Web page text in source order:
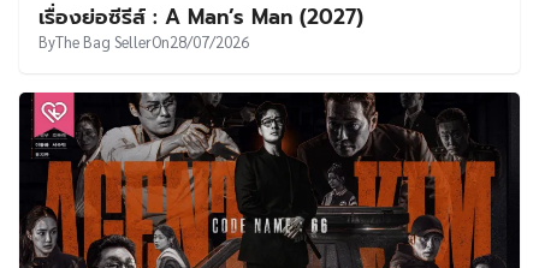
เรื่องย่อซีรีส์ : A Man’s Man (2027)
ByThe Bag SellerOn28/07/2026